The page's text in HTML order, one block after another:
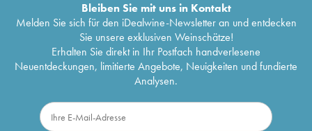
Bleiben Sie mit uns in Kontakt
Melden Sie sich für den iDealwine-Newsletter an und entdecken
Sie unsere exklusiven Weinschätze!
Erhalten Sie direkt in Ihr Postfach handverlesene
Neuentdeckungen, limitierte Angebote, Neuigkeiten und fundierte
Analysen.